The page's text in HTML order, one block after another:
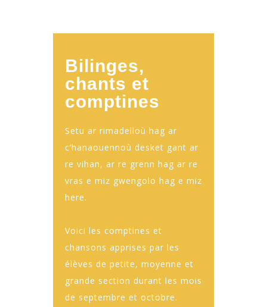
Bilinges,
chants et
comptines
Setu ar rimadelloù hag ar
c’hanaouennoù desket gant ar
re vihan, ar re grenn hag ar re
vras e miz gwengolo hag e miz
here.
Voici les comptines et
chansons apprises par les
élèves de petite, moyenne et
grande section durant les mois
de septembre et octobre.